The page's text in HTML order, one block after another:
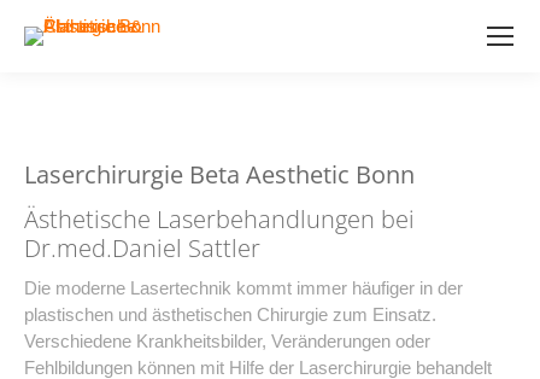
Laserchirurgie Beta Aesthetic Bonn
Ästhetische Laserbehandlungen bei
Dr.med.Daniel Sattler
Die moderne Lasertechnik kommt immer häufiger in der
plastischen und ästhetischen Chirurgie zum Einsatz.
Verschiedene Krankheitsbilder, Veränderungen oder
Fehlbildungen können mit Hilfe der Laserchirurgie behandelt